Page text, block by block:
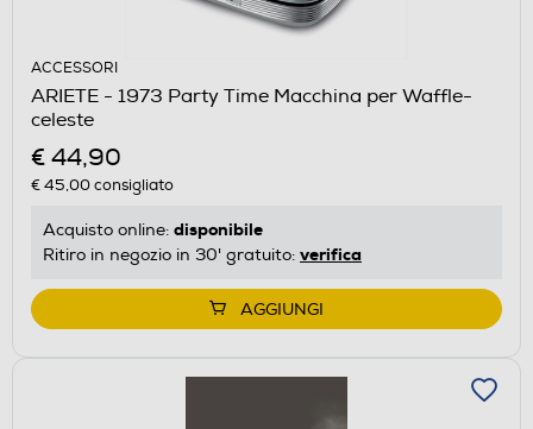
ACCESSORI
ARIETE - 1973 Party Time Macchina per Waffle-
celeste
€ 44,90
€ 45,00consigliato
Acquisto online: disponibile
Ritiro in negozio in 30' gratuito: verifica
AGGIUNGI